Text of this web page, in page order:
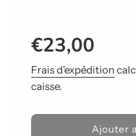
réduit
régulier
€23,00
Frais d'expédition
caisse.
C
Ajouter